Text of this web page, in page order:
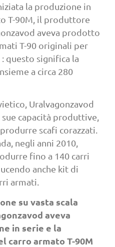
la produzione in
T-90M, il produttore
aveva prodotto
T-90 originali per
: questo significa la
a circa 280
Uralvagonzavod
capacità produttive,
scafi corazzati.
negli anni 2010,
fino a 140 carri
anche kit di
armati.
su vasta scala
aveva
in serie e la
carro armato T-90M